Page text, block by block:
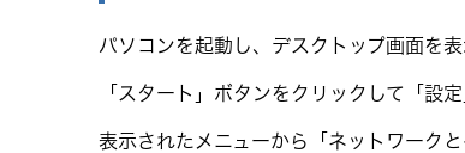
パソコンを起動し、デスクトップ画面を表
「スタート」ボタンをクリックして「設
表示されたメニューから「ネットワーク